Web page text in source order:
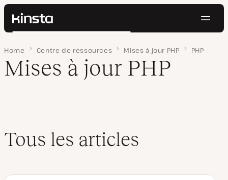
Kinsta®
Solutions
Prix
Rechercher
Connexion Essayer gratuitement
Home Centre de ressources Mises à jour PHP PHP
Page 2
Mises à jour PHP
Tous les articles